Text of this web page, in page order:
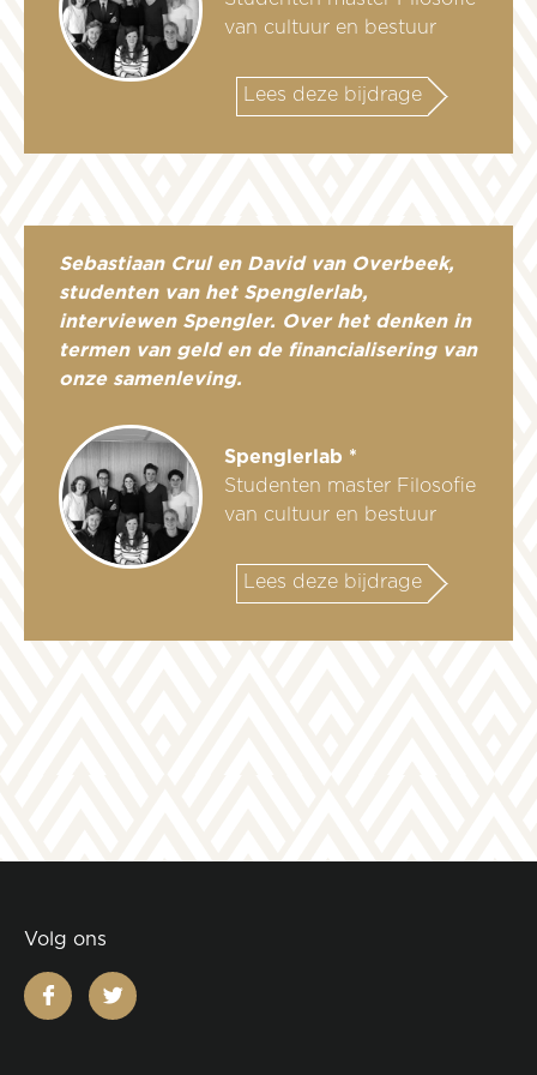
van cultuur en bestuur
Lees deze bijdrage
Sebastiaan Crul en David van Overbeek,
studenten van het Spenglerlab,
interviewen Spengler. Over het denken in
termen van geld en de financialisering van
onze samenleving.
Spenglerlab *
Studenten master Filosofie
van cultuur en bestuur
Lees deze bijdrage
Volg ons
facebooktwitter